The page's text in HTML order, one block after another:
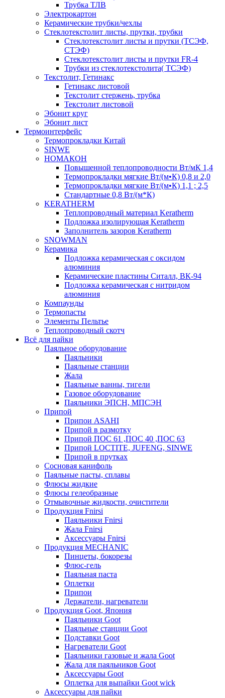
Трубка ТЛВ
Электрокартон
Керамические трубки/чехлы
Cтеклотекстолит листы, прутки, трубки
Стеклотекстолит листы и прутки (ТСЭФ,
СТЭФ)
Стеклотекстолит листы и прутки FR-4
Трубки из стеклотекстолита( ТСЭФ)
Текстолит, Гетинакс
Гетинакс листовой
Текстолит стержень, трубка
Текстолит листовой
Эбонит круг
Эбонит лист
Термоинтерфейс
Термопрокладки Китай
SINWE
НОМАКОН
Повышенной теплопроводности Вт/мК 1,4
Термопрокладки мягкие Вт/(м•К) 0,8 и 2,0
Термопрокладки мягкие Вт/(м•К) 1,1 ; 2,5
Стандартные 0,8 Вт/(м*К)
KERATHERM
Теплопроводный материал Keratherm
Подложка изолирующая Keratherm
Заполнитель зазоров Keratherm
SNOWMAN
Керамика
Подложка керамическая с оксидом
алюминия
Керамические пластины Ситалл, ВК-94
Подложка керамическая с нитридом
алюминия
Компаунды
Термопасты
Элементы Пельтье
Теплопроводный скотч
Всё для пайки
Паяльное оборудование
Паяльники
Паяльные станции
Жала
Паяльные ванны, тигели
Газовое оборудование
Паяльники ЭПСН, МПСЭН
Припой
Припои ASAHI
Припой в размотку
Припой ПОС 61 ,ПОС 40 ,ПОС 63
Припой LOCTITE, JUFENG, SINWE
Припой в прутках
Сосновая канифоль
Паяльные пасты, сплавы
Флюсы жидкие
Флюсы гелеобразные
Отмывочные жидкости, очистители
Продукция Fnirsi
Паяльники Fnirsi
Жала Fnirsi
Аксессуары Fnirsi
Продукция MECHANIC
Пинцеты, бокорезы
Флюс-гель
Паяльная паста
Оплетки
Припои
Держатели, нагреватели
Продукция Goot, Япония
Паяльники Goot
Паяльные станции Goot
Подставки Goot
Нагреватели Goot
Паяльники газовые и жала Goot
Жала для паяльников Goot
Аксессуары Goot
Оплетка для выпайки Goot wick
Аксессуары для пайки